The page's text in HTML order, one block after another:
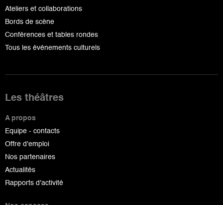
Ateliers et collaborations
Bords de scène
Conférences et tables rondes
Tous les événements culturels
Les théâtres
A propos
Equipe - contacts
Offre d'emploi
Nos partenaires
Actualités
Rapports d'activité